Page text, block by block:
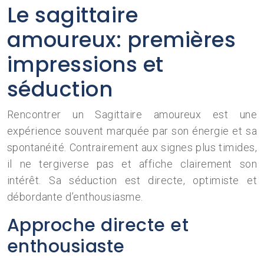
Le sagittaire
amoureux: premières
impressions et
séduction
Rencontrer un Sagittaire amoureux est une
expérience souvent marquée par son énergie et sa
spontanéité. Contrairement aux signes plus timides,
il ne tergiverse pas et affiche clairement son
intérêt. Sa séduction est directe, optimiste et
débordante d’enthousiasme.
Approche directe et
enthousiaste